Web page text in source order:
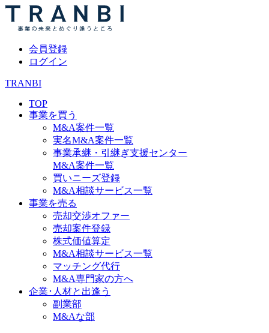
会員登録
ログイン
TRANBI
TOP
事業を買う
M&A案件一覧
実名M&A案件一覧
事業承継・引継ぎ支援センター
M&A案件一覧
買いニーズ登録
M&A相談サービス一覧
事業を売る
売却交渉オファー
売却案件登録
株式価値算定
M&A相談サービス一覧
マッチング代行
M&A専門家の方へ
企業･人材と出逢う
副業部
M&Aな部